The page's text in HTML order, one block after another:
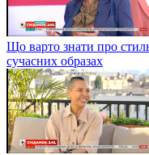
Що варто знати про
сучасних образах